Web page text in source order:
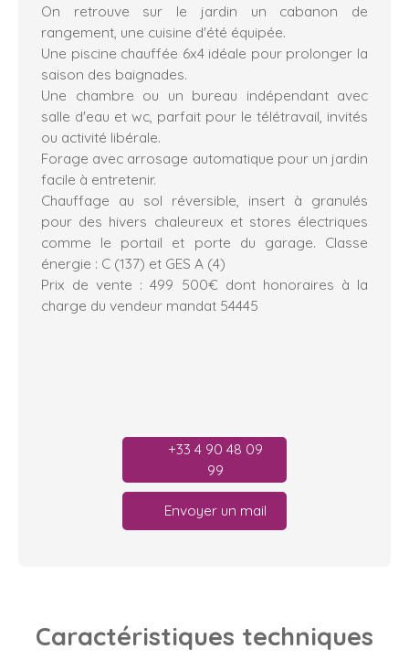
On retrouve sur le jardin un cabanon de
rangement, une cuisine d'été équipée.
Une piscine chauffée 6x4 idéale pour prolonger la
saison des baignades.
Une chambre ou un bureau indépendant avec
salle d'eau et wc, parfait pour le télétravail, invités
ou activité libérale.
Forage avec arrosage automatique pour un jardin
facile à entretenir.
Chauffage au sol réversible, insert à granulés
pour des hivers chaleureux et stores électriques
comme le portail et porte du garage. Classe
énergie : C (137) et GES A (4)
Prix de vente : 499 500€ dont honoraires à la
charge du vendeur mandat 54445
+33 4 90 48 09
99
Envoyer un mail
Caractéristiques techniques